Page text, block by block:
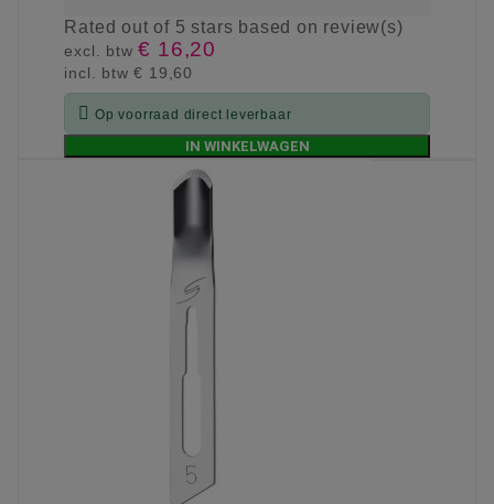
Ratedout of 5 stars based on review(s)
excl. btw€ 16,20
incl. btw€ 19,60
 Op voorraad direct leverbaar
IN WINKELWAGEN